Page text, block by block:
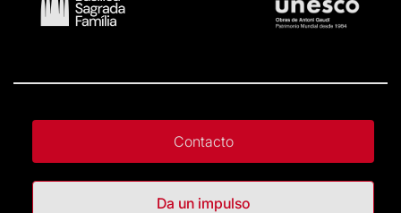
Contacto
Da un impulso